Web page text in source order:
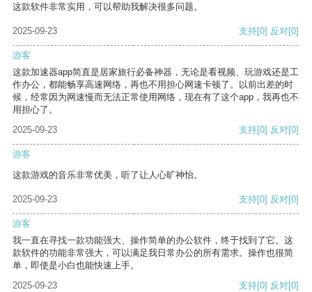
这款软件非常实用，可以帮助我解决很多问题。
2025-09-23 支持[0] 反对[0]
游客
这款加速器app简直是居家旅行必备神器，无论是看视频、玩游戏还是工
作办公，都能畅享高速网络，再也不用担心网速卡顿了。以前出差的时
候，经常因为网速慢而无法正常使用网络，现在有了这个app，我再也不
用担心了。
2025-09-23
支持[0] 反对[0]
游客
这款游戏的音乐非常优美，听了让人心旷神怡。
2025-09-23 支持[0] 反对[0]
游客
我一直在寻找一款功能强大、操作简单的办公软件，终于找到了它。这
款软件的功能非常强大，可以满足我日常办公的所有需求。操作也很简
单，即使是小白也能快速上手。
2025-09-23
支持[0] 反对[0]